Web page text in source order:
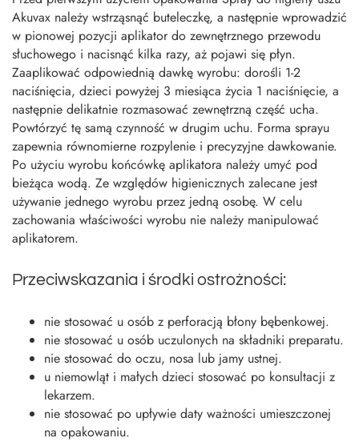
Akuvax należy wstrząsnąć buteleczkę, a następnie wprowadzić
w pionowej pozycji aplikator do zewnętrznego przewodu
słuchowego i nacisnąć kilka razy, aż pojawi się płyn.
Zaaplikować odpowiednią dawkę wyrobu: dorośli 1-2
naciśnięcia, dzieci powyżej 3 miesiąca życia 1 naciśnięcie, a
następnie delikatnie rozmasować zewnętrzną część ucha.
Powtórzyć tę samą czynność w drugim uchu. Forma sprayu
zapewnia równomierne rozpylenie i precyzyjne dawkowanie.
Po użyciu wyrobu końcówkę aplikatora należy umyć pod
bieżąca wodą. Ze względów higienicznych zalecane jest
używanie jednego wyrobu przez jedną osobę. W celu
zachowania właściwości wyrobu nie należy manipulować
aplikatorem.
Przeciwskazania i środki ostrożności:
nie stosować u osób z perforacją błony bębenkowej.
nie stosować u osób uczulonych na składniki preparatu.
nie stosować do oczu, nosa lub jamy ustnej.
u niemowląt i małych dzieci stosować po konsultacji z
lekarzem.
nie stosować po upływie daty ważności umieszczonej
na opakowaniu.